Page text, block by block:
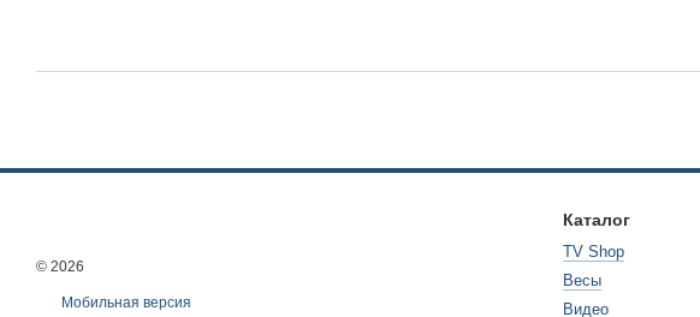
© 2026
Мобильная версия
Каталог
TV Shop
Весы
Видео